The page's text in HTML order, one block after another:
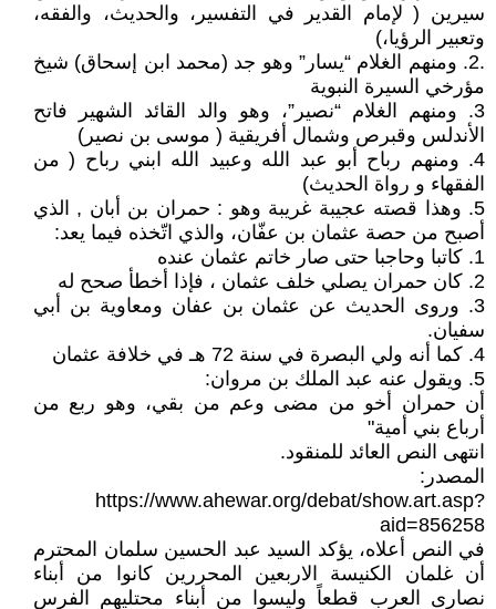
سيرين ( لإمام القدير في التفسير، والحديث، والفقه،
وتعبير الرؤيا،)
.2. ومنهم الغلام “يسار” وهو جد (محمد ابن إسحاق) شيخ
مؤرخي السيرة النبوية
3. ومنهم الغلام “نصير”، وهو والد القائد الشهير فاتح
الأندلس وقبرص وشمال أفريقية ( موسى بن نصير)
4. ومنهم رباح أبو عبد الله وعبيد الله ابني رباح ( من
الفقهاء و رواة الحديث)
5. وهذا قصته عجيبة غريبة وهو : حمران بن أبان , الذي
أصبح من حصة عثمان بن عفّان، والذي اتّخذه فيما يعد:
1. كاتبا وحاجبا حتى صار خاتم عثمان عنده
2. كان حمران يصلي خلف عثمان ، فإذا أخطأ صحح له
3. وروى الحديث عن عثمان بن عفان ومعاوية بن أبي
سفيان.
4. كما أنه ولي البصرة في سنة 72 هـ في خلافة عثمان
5. ويقول عنه عبد الملك بن مروان:
أن حمران أخو من مضى وعم من بقي، وهو ربع من
أرباع بني أمية"
انتهى النص العائد للمنقود.
المصدر:
https://www.ahewar.org/debat/show.art.asp?
aid=856258
في النص أعلاه، يؤكد السيد عبد الحسين سلمان المحترم
أن غلمان الكنيسة الاربعين المحررين كانوا من أبناء
نصارى العرب قطعاً وليسوا من أبناء محتليهم الفرس